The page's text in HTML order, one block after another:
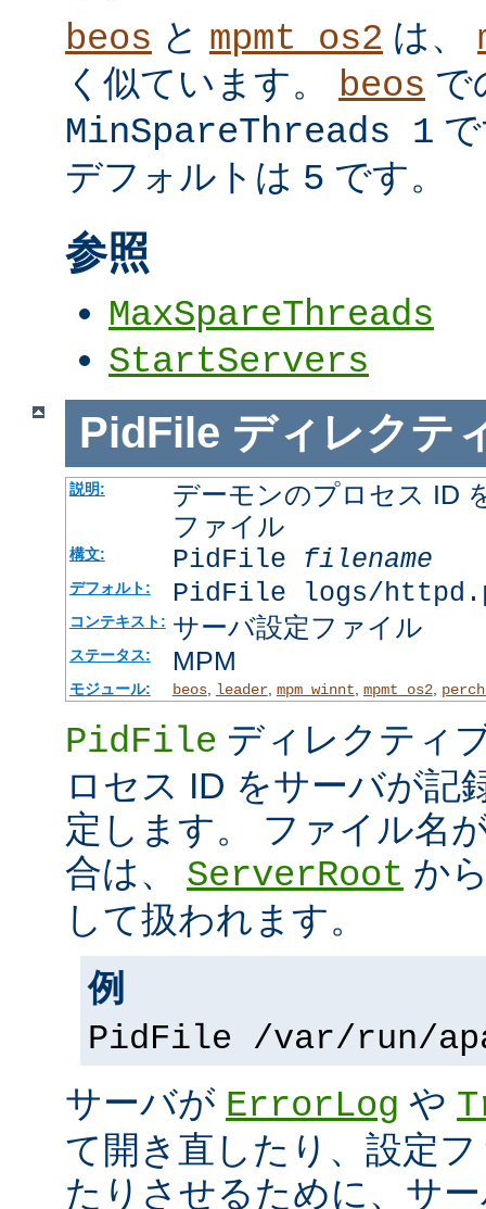
beos と mpmt_os2 は、
く似ています。 beos で
MinSpareThreads 1
デフォルトは 5 です。
参照
MaxSpareThreads
StartServers
PidFile ディレクテ
説明:
デーモンのプロセス ID
ファイル
構文: PidFile filename
デフォルト: PidFile logs/
コンテキスト: サーバ設定ファイル
ステータス: MPM
モジュール: beos, leader, mpm_winnt mpmt_os2,
PidFile ディレクティ
ロセス ID をサーバが記
定します。 ファイル名
合は、 ServerRoot か
して扱われます。
例
PidFile /var/run/
サーバが ErrorLog や
て開き直したり、設定
たりさせるために、サ